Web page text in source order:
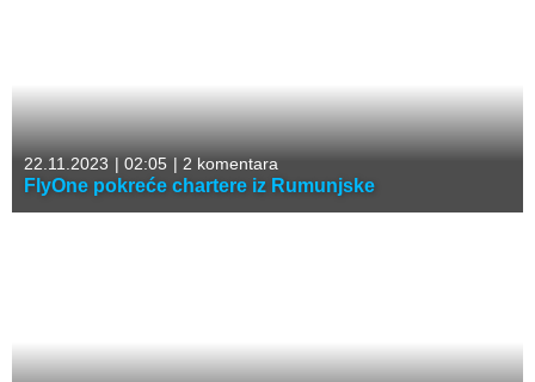
22.11.2023 | 02:05 | 2 komentara
FlyOne pokreće chartere iz Rumunjske